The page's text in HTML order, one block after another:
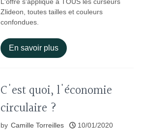
L'offre s'applique à TOUS les curseurs
Zlideon, toutes tailles et couleurs
confondues.
En savoir plus
C'est quoi, l'économie
circulaire ?
by Camille Torreilles
10/01/2020